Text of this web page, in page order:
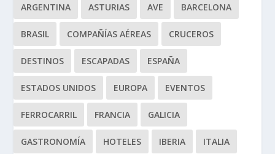
ARGENTINA ASTURIAS AVE BARCELONA
BRASIL COMPAÑÍAS AÉREAS CRUCEROS
DESTINOS ESCAPADAS ESPAÑA
ESTADOS UNIDOS EUROPA EVENTOS
FERROCARRIL FRANCIA GALICIA
GASTRONOMÍA HOTELES IBERIA ITALIA